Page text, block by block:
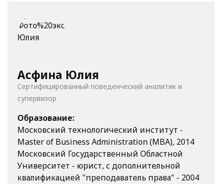
Асфина Юлия
Сертифицированный поведенческий аналитик и
супервизор
Образование:
Московский технологический институт -
Master of Business Administration (MBA), 2014
Московский Государственный Областной
Университет - юрист, с дополнительной
квалификацией "преподаватель права" - 2004